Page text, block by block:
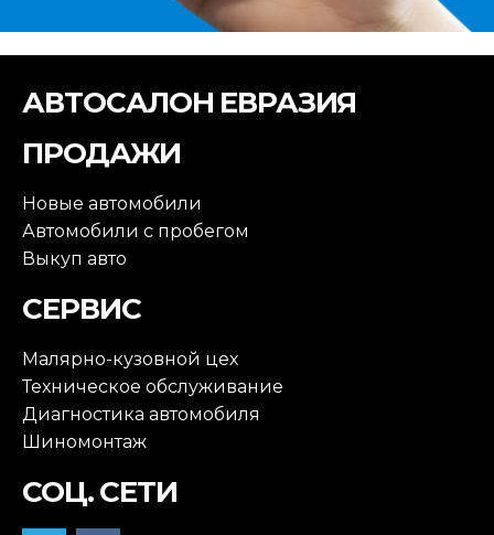
АВТОСАЛОН ЕВРАЗИЯ
ПРОДАЖИ
Новые автомобили
Автомобили с пробегом
Выкуп авто
СЕРВИС
Малярно-кузовной цех
Техническое обслуживание
Диагностика автомобиля
Шиномонтаж
СОЦ. СЕТИ